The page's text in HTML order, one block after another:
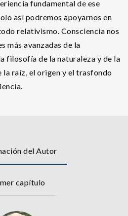
fundamental de ese
así podremos apoyarnos en
relativismo. Consciencia nos
más avanzadas de la
filosofía de la naturaleza y de la
la raíz, el origen y el trasfondo
del Autor
capítulo